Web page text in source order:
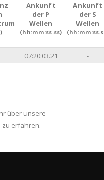
Ankunft
der P
Wellen
(hh:mm:ss.ss)
Ankunft
der S
Wellen
07:20:03.21 -
über unsere
zu erfahren.